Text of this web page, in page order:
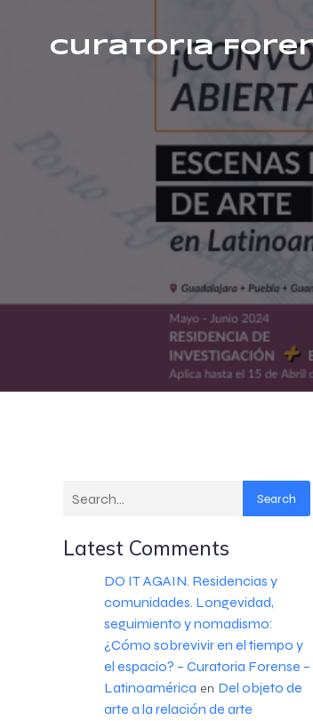
Curatoria
Search
Latest Comments
DO IT AGAIN. Residencias y
comunidades. Longevidad,
seguimiento y nomadismo:
¿Cómo sobrevivir en el tiempo y
el espacio? – Curatoria Forense –
Latinoamérica en Del objeto de
arte a la relación de arte